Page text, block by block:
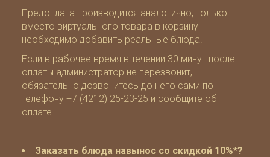
Предоплата производится аналогично, только
вместо виртуального товара в корзину
необходимо добавить реальные блюда.
Если в рабочее время в течении 30 минут после
оплаты администратор не перезвонит,
обязательно дозвонитесь до него сами по
телефону+7 (4212) 25-23-25 и сообщите об
оплате.
Заказать блюда навынос со скидкой 10%*?